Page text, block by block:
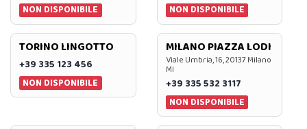
NON DISPONIBILE
NON DISPONIBILE
TORINO LINGOTTO
+39 335 123 456
NON DISPONIBILE
MILANO PIAZZA LODI
Viale Umbria, 16, 20137 Milano
MI
+39 335 532 3117
NON DISPONIBILE